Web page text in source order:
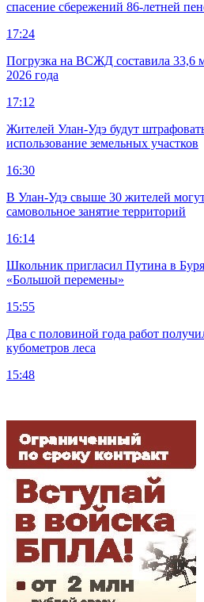
спасение сбережений 86-летней
17:24
Погрузка на ВСЖД составила 33,6
2026 года
17:12
Жителей Улан-Удэ будут
использование земельных участков
16:30
В Улан-Удэ свыше 30 жителей
самовольное занятие территорий
16:14
Школьник пригласил Путина в
«Большой перемены»
15:55
Два с половиной года работ
кубометров леса
15:48